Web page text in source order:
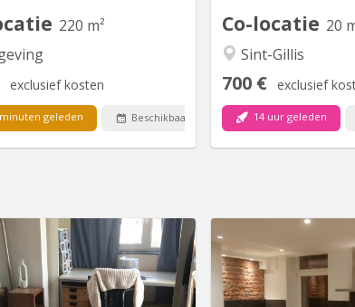
220 m²
exclusief kosten
geleden Beschikbaar
Co-locatie 20
Sint-Gillis
700 € exclusief
14 uur geleden
BK 21095
available. Shared flat in Ixelles
female students 📍 Avenue des
*Non meublé
lumineuses